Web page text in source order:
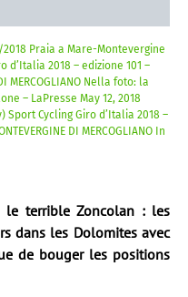
Praia a Mare-Montevergine
2018 – edizione 101 –
MERCOGLIANO Nella foto: la
– LaPresse May 12, 2018
Cycling Giro d’Italia 2018 –
DI MERCOGLIANO In
le terrible Zoncolan : les
dans les Dolomites avec
de bouger les positions